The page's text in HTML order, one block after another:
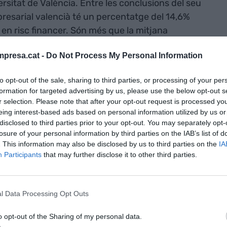
- Do Not Process My Personal Information
opt-out of the sale, sharing to third parties, or processing of your
for targeted advertising by us, please use the below opt-out
selection. Please note that after your opt-out request is processed
interest-based ads based on personal information utilized by us
to third parties prior to your opt-out. You may separately
of your personal information by third parties on the IAB’s list of
This information may also be disclosed by us to third parties on the
Participants that may further disclose it to other third parties.
Data Processing Opt Outs
opt-out of the Sharing of my personal data.
de València. Entre les conclusions del seu
valencià té un percentatge del 14,6%
risc financer. Són més que la mitjana
valencianes abans de la crisi del
d'empreses vulnerables estaven molt fitats.
ràpidament si no s’adopten mesures
de les
abans de
havia